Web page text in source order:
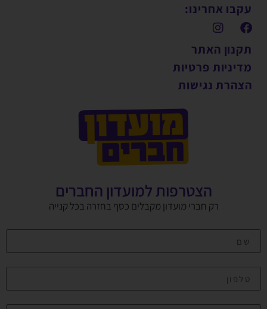
עקבו אחרינו:
תקנון האתר
מדיניות פרטיות
הצהרת נגישות
הצטרפות למועדון החברים
רק חברי מועדון מקבלים כסף בחזרה בכל קנייה